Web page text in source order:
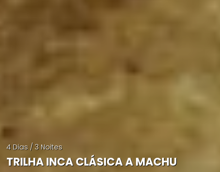
4 Dias / 3 Noites
TRILHA INCA CLÁSICA A MACHU